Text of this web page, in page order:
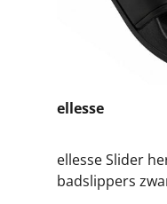
ellesse
ellesse Slider
badslippers